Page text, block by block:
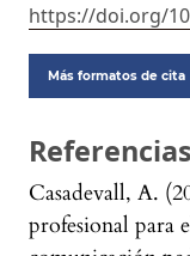
https://doi.org/
Más formatos de cita
Referencias
Casadevall, A.
profesional para